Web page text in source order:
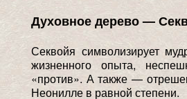
Духовное дерево —
Секвойя символизирует
жизненного опыта,
«против». А также —
Неонилле в равной степени.